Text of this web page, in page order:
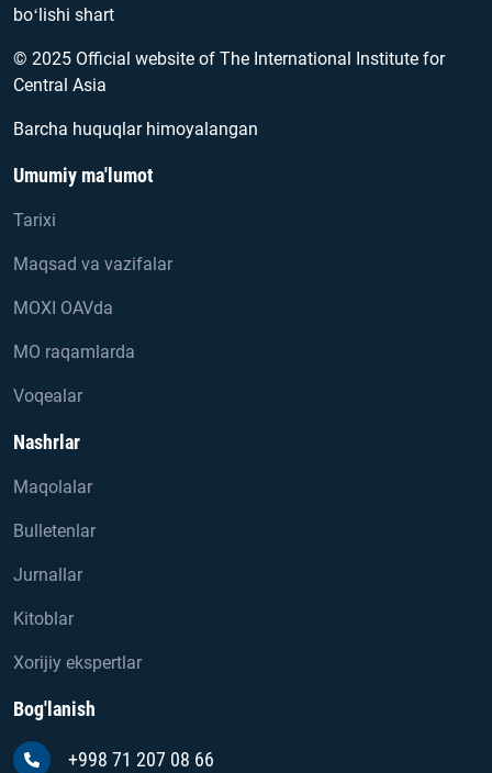
boʻlishi shart
© 2025 Official website of The International Institute for
Central Asia
Barcha huquqlar himoyalangan
Umumiy ma'lumot
Tarixi
Maqsad va vazifalar
MOXI OAVda
MO raqamlarda
Voqealar
Nashrlar
Maqolalar
Bulletenlar
Jurnallar
Kitoblar
Xorijiy ekspertlar
Bog'lanish
+998 71 207 08 66